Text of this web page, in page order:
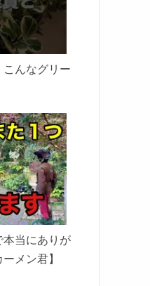
んなグリー
本当にありが
メン君】